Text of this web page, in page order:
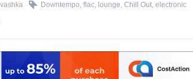
Downtempo, flac, lounge, Chill Out, electronic